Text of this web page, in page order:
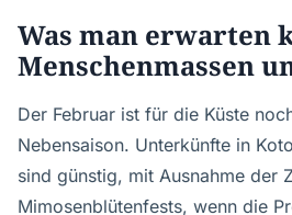
Was man erwarten
Menschenmassen
Der Februar ist für die Küste
Nebensaison. Unterkünfte in
sind günstig, mit Ausnahme der
Mimosenblütenfests, wenn die